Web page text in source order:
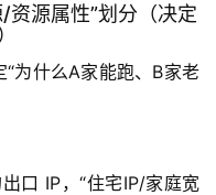
资源属性”划分（决定
为什么A家能跑、B家老
口 IP，“住宅IP/家庭宽